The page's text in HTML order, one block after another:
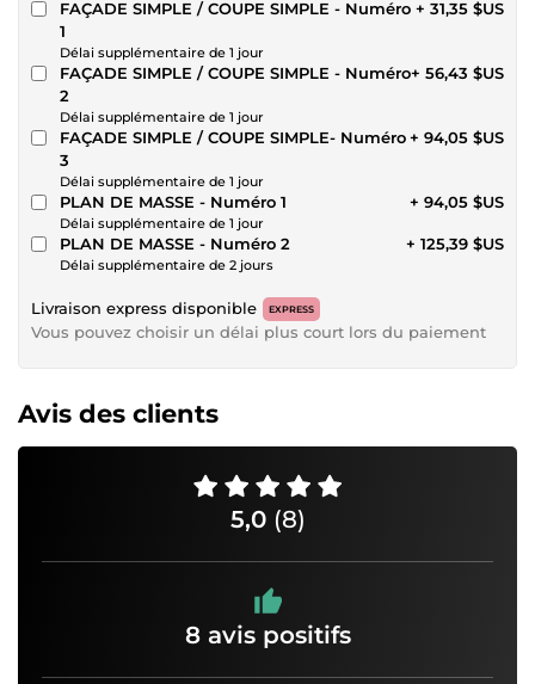
FAÇADE SIMPLE / COUPE SIMPLE - Numéro
1
Délai supplémentaire de 1 jour
+ 31,35 $US
FAÇADE SIMPLE / COUPE SIMPLE - Numéro
2
Délai supplémentaire de 1 jour
+ 56,43 $US
FAÇADE SIMPLE / COUPE SIMPLE- Numéro
3
Délai supplémentaire de 1 jour
+ 94,05 $US
PLAN DE MASSE - Numéro 1
Délai supplémentaire de 1 jour
+ 94,05 $US
PLAN DE MASSE - Numéro 2
Délai supplémentaire de 2 jours
+ 125,39 $US
Livraison express disponible EXPRESS
Vous pouvez choisir un délai plus court lors du paiement
Avis des clients
5,0 (8)
8 avis positifs